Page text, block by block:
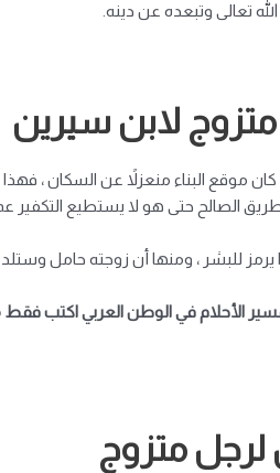
تعالى وتبعده عن دينه.
متزوج لابن سيرين
كان موقع البناء منعزلاً عن السكان
الصالح حتى هو لا يستطيع التكفير
يرمز للبشر ، ومنها أن زوجته حامل
الأحلام في الوطن العربي اكتب فقط
لرجل متزوج